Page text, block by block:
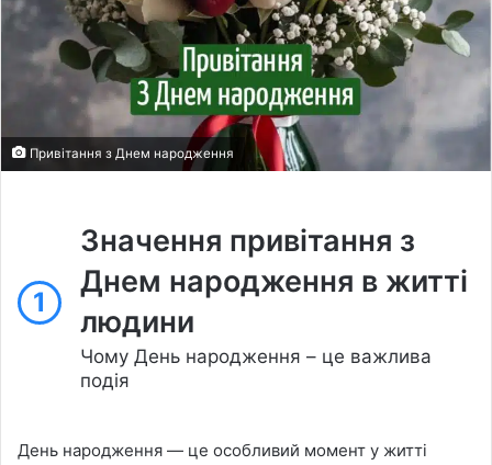
Привітання з Днем народження
1
Значення привітання з
Днем народження в житті
людини
Чому День народження – це важлива
подія
День народження — це особливий момент у житті